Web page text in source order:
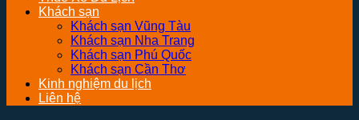
Khách sạn
Khách sạn Vũng Tàu
Khách sạn Nha Trang
Khách sạn Phú Quốc
Khách sạn Cần Thơ
Kinh nghiệm du lịch
Liên hệ